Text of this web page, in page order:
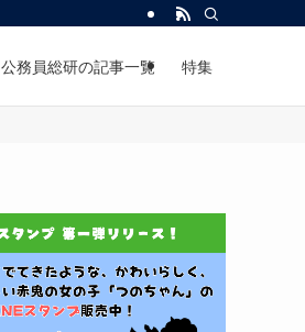
公務員総研の記事一覧 特集